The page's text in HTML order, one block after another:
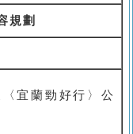
規劃
宜蘭勁好行〉公